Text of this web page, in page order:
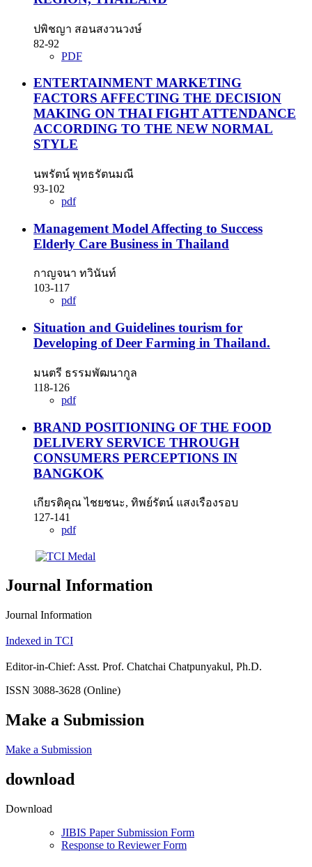
ปพิชญา สอนสงวนวงษ์
82-92
PDF
ENTERTAINMENT MARKETING
FACTORS AFFECTING THE DECISION
MAKING ON THAI FIGHT ATTENDANCE
ACCORDING TO THE NEW NORMAL
STYLE
นพรัตน์ พุทธรัตนมณี
93-102
pdf
Management Model Affecting to Success
Elderly Care Business in Thailand
กาญจนา ทวินันท์
103-117
pdf
Situation and Guidelines tourism for
Developing of Deer Farming in Thailand.
มนตรี ธรรมพัฒนากูล
118-126
pdf
BRAND POSITIONING OF THE FOOD
DELIVERY SERVICE THROUGH
CONSUMERS PERCEPTIONS IN
BANGKOK
เกียรติคุณ ไชยชนะ, ทิพย์รัตน์ แสงเรืองรอบ
127-141
pdf
Journal Information
Journal Information
Indexed in TCI
Editor-in-Chief: Asst. Prof. Chatchai Chatpunyakul, Ph.D.
ISSN 3088-3628 (Online)
Make a Submission
Make a Submission
download
Download
JIBIS Paper Submission Form
Response to Reviewer Form